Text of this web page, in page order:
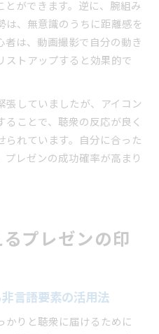
とができます。逆に、腕組み
は、無意識のうちに距離感を
者は、動画撮影で自分の動き
ストアップすると効果的で
張していましたが、アイコン
ことで、聴衆の反応が良く
られています。自分に合った
レゼンの成功確率が高まり
プレゼンの印
言語要素の活用法
かりと聴衆に届けるために